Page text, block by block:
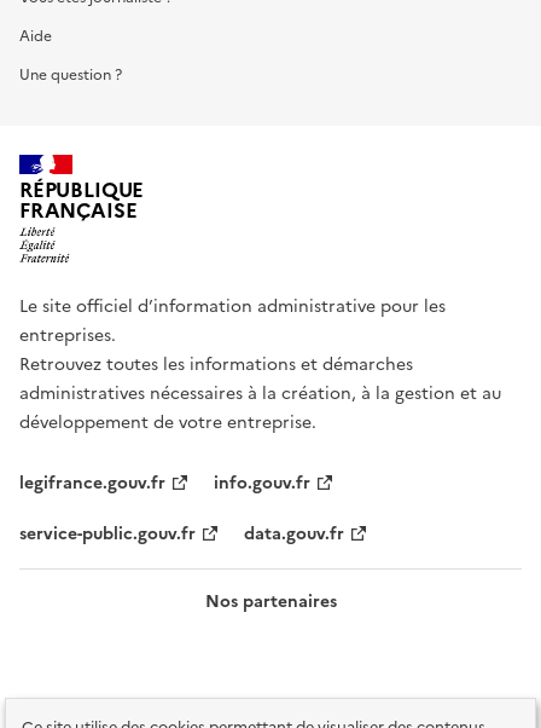
Aide
Une question ?
RÉPUBLIQUE
FRANÇAISE
Le site officiel d’information administrative pour les
entreprises.
Retrouvez toutes les informations et démarches
administratives nécessaires à la création, à la gestion et au
développement de votre entreprise.
legifrance.gouv.fr
info.gouv.fr
service-public.gouv.fr
data.gouv.fr
Nos partenaires